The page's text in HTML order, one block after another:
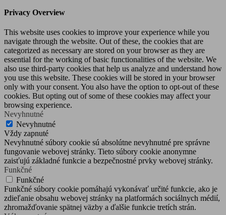
Privacy Overview
This website uses cookies to improve your experience while you
navigate through the website. Out of these, the cookies that are
categorized as necessary are stored on your browser as they are
essential for the working of basic functionalities of the website. We
also use third-party cookies that help us analyze and understand how
you use this website. These cookies will be stored in your browser
only with your consent. You also have the option to opt-out of these
cookies. But opting out of some of these cookies may affect your
browsing experience.
Nevyhnutné
Nevyhnutné
Vždy zapnuté
Nevyhnutné súbory cookie sú absolútne nevyhnutné pre správne
fungovanie webovej stránky. Tieto súbory cookie anonymne
zaisťujú základné funkcie a bezpečnostné prvky webovej stránky.
Funkčné
Funkčné
Funkčné súbory cookie pomáhajú vykonávať určité funkcie, ako je
zdieľanie obsahu webovej stránky na platformách sociálnych médií,
zhromažďovanie spätnej väzby a ďalšie funkcie tretích strán.